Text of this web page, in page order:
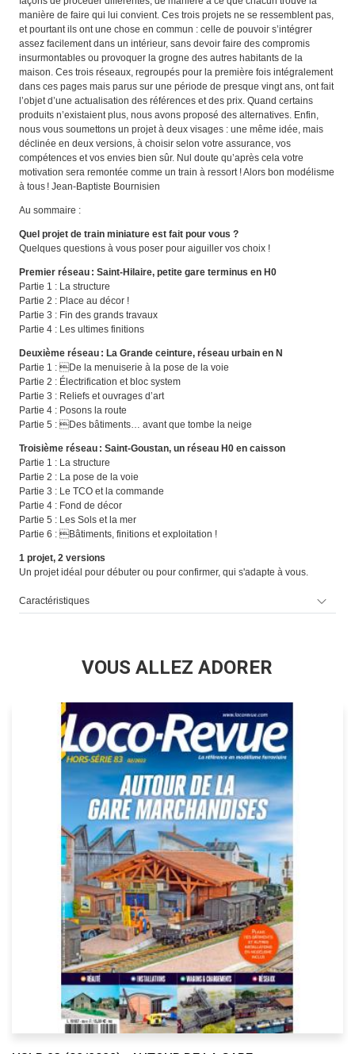
manière de faire qui lui convient. Ces trois projets ne se ressemblent pas,
et pourtant ils ont une chose en commun : celle de pouvoir s’intégrer
assez facilement dans un intérieur, sans devoir faire des compromis
insurmontables ou provoquer la grogne des autres habitants de la
maison. Ces trois réseaux, regroupés pour la première fois intégralement
dans ces pages mais parus sur une période de presque vingt ans, ont fait
l’objet d’une actualisation des références et des prix. Quand certains
produits n’existaient plus, nous avons proposé des alternatives. Enfin,
nous vous soumettons un projet à deux visages : une même idée, mais
déclinée en deux versions, à choisir selon votre assurance, vos
compétences et vos envies bien sûr. Nul doute qu’après cela votre
motivation sera remontée comme un train à ressort ! Alors bon modélisme
à tous ! Jean-Baptiste Bournisien
Au sommaire :
Quel projet de train miniature est fait pour vous ?
Quelques questions à vous poser pour aiguiller vos choix !
Premier réseau : Saint-Hilaire, petite gare terminus en H0
Partie 1 : La structure
Partie 2 : Place au décor !
Partie 3 : Fin des grands travaux
Partie 4 : Les ultimes finitions
Deuxième réseau : La Grande ceinture, réseau urbain en N
Partie 1 : De la menuiserie à la pose de la voie
Partie 2 : Électrification et bloc system
Partie 3 : Reliefs et ouvrages d’art
Partie 4 : Posons la route
Partie 5 : Des bâtiments… avant que tombe la neige
Troisième réseau : Saint-Goustan, un réseau H0 en caisson
Partie 1 : La structure
Partie 2 : La pose de la voie
Partie 3 : Le TCO et la commande
Partie 4 : Fond de décor
Partie 5 : Les Sols et la mer
Partie 6 : Bâtiments, finitions et exploitation !
1 projet, 2 versions
Un projet idéal pour débuter ou pour confirmer, qui s'adapte à vous.
Caractéristiques
VOUS ALLEZ ADORER